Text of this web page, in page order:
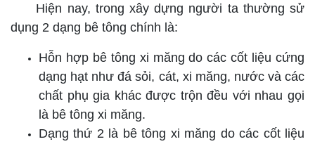
Hiện nay, trong xây dựng người ta thường sử
dụng 2 dạng bê tông chính là:
Hỗn hợp bê tông xi măng do các cốt liệu cứng
dạng hạt như đá sỏi, cát, xi măng, nước và các
chất phụ gia khác được trộn đều với nhau gọi
là bê tông xi măng.
Dạng thứ 2 là bê tông xi măng do các cốt liệu